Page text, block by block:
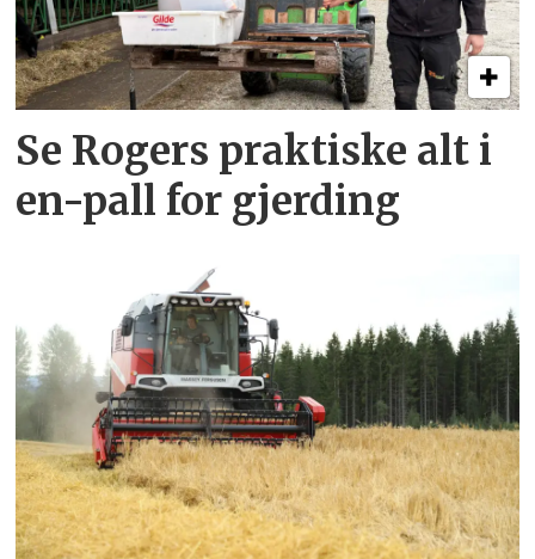
Se Rogers praktiske alt i
en-pall for gjerding